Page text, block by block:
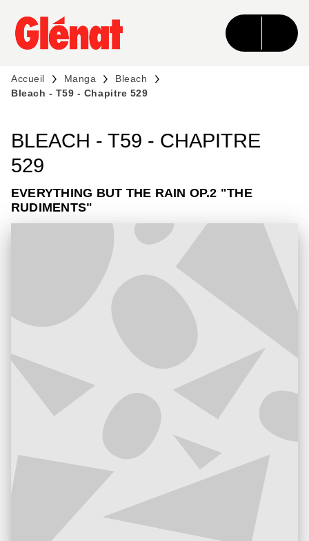
MENU RECHERCHE CONTENU
PIED DE PAGE
Accueil Manga
Bleach
Bleach - T59 - Chapitre 529
BLEACH - T59 - CHAPITRE
529
EVERYTHING BUT THE RAIN OP.2 "THE
RUDIMENTS"